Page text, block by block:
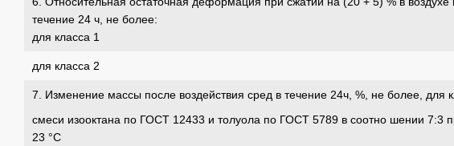
течение 24 ч, не более:
для класса 1
для класса 2
7. Изменение массы после воздействия сред в течение 24ч, %, не более, для
смеси изооктана по ГОСТ 12433 и толуола по ГОСТ 5789 в соотно­ шении 7:3
23 °С